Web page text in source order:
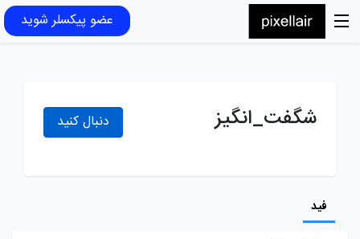
عضو پیکسلر شوید
شگفت_انگیز دنبال کنید
فید